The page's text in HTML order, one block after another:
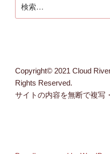
索:
Copyright© 2021 Cloud
Rights Reserved.
サイトの内容を無断で複写